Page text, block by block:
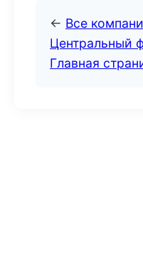
← Все
Центральный
Главная